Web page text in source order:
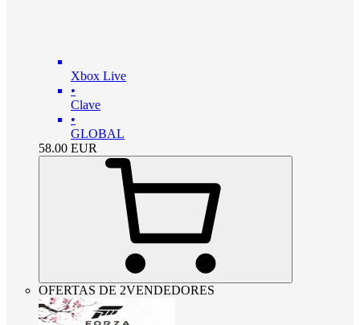
Xbox Live
•
Clave
•
GLOBAL
58.00 EUR
OFERTAS DE 2VENDEDORES